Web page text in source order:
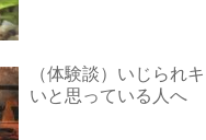
（体験談）いじられ
いと思っている人へ